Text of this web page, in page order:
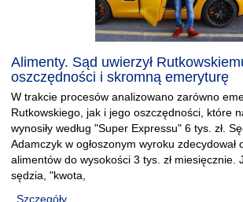
Alimenty. Sąd uwierzył
oszczędności i skromną emeryturę
W trakcie procesów analizowano zarówno
Rutkowskiego, jak i jego oszczędności, które
wynosiły według "Super Expressu" 6 tys. zł.
Adamczyk w ogłoszonym wyroku zdecydował
alimentów do wysokości 3 tys. zł miesięcznie.
sędzia, "kwota,
Szczegóły